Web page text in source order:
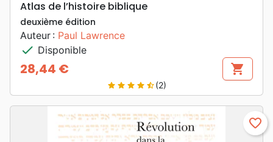
Atlas de l’histoire biblique
deuxième édition
Auteur : Paul Lawrence
check Disponible
Prix
28,44 € shopping_cart
star star star star star_half(2)
favorite_border